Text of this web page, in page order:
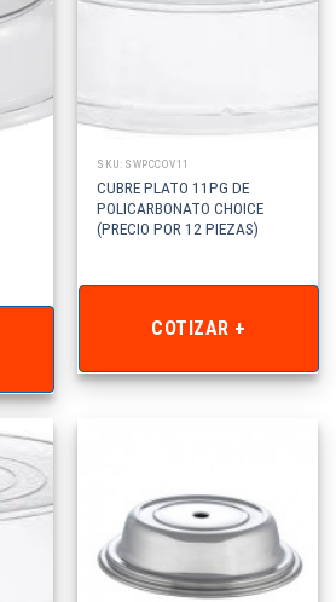
SKU: SWPCCOV11
CUBRE PLATO 11PG DE
POLICARBONATO CHOICE
(PRECIO POR 12 PIEZAS)
COTIZAR +